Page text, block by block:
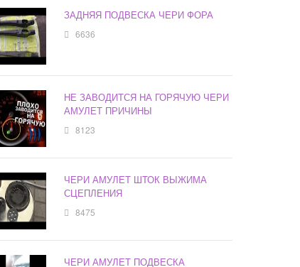
ЗАДНЯЯ ПОДВЕСКА ЧЕРИ ФОРА
6636
НЕ ЗАВОДИТСЯ НА ГОРЯЧУЮ ЧЕРИ
АМУЛЕТ ПРИЧИНЫ
8123
ЧЕРИ АМУЛЕТ ШТОК ВЫЖИМА
СЦЕПЛЕНИЯ
8475
ЧЕРИ АМУЛЕТ ПОДВЕСКА